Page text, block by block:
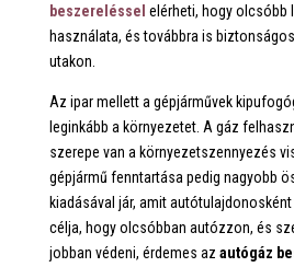
beszereléssel elérheti, hogy olcsóbb
használata, és továbbra is
utakon.
Az ipar mellett a gépjárművek
leginkább a környezetet. A gáz
szerepe van a környezetszennyezés
gépjármű fenntartása pedig nagyobb
kiadásával jár, amit autótulajdonosként
célja, hogy olcsóbban autózzon, és
jobban védeni, érdemes az autógáz